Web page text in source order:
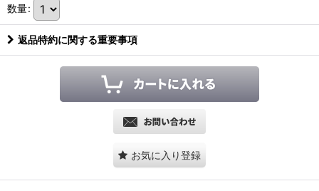
数量:
返品特約に関する重要事項
お気に入り登録